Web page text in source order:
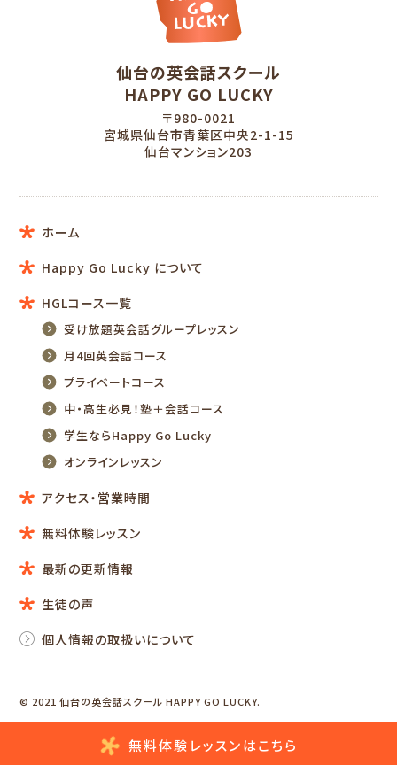
無料体験レッスンはこちら
仙台の英会話スクール
HAPPY GO LUCKY
〒980-0021
宮城県仙台市青葉区中央2-1-15
仙台マンション203
ホーム
Happy Go Lucky について
HGLコース一覧
受け放題英会話グループレッスン
月4回英会話コース
プライベートコース
中・高生必見！塾＋会話コース
学生ならHappy Go Lucky
オンラインレッスン
アクセス・営業時間
無料体験レッスン
最新の更新情報
生徒の声
個人情報の取扱いについて
© 2021 仙台の英会話スクール HAPPY GO LUCKY.